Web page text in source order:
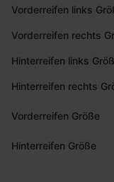
Vorderreifen links
Vorderreifen rechts
Hinterreifen links
Hinterreifen rechts
Vorderreifen Größe
Hinterreifen Größe